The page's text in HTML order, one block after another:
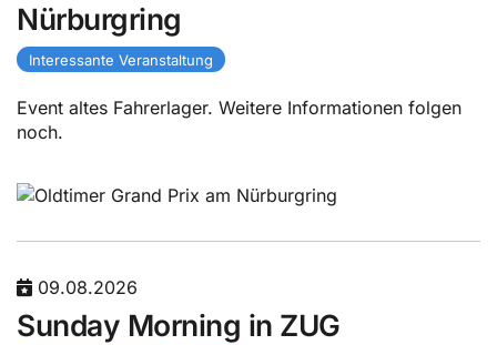
Nürburgring
Interessante Veranstaltung
Event altes Fahrerlager. Weitere Informationen folgen
noch.
09.08.2026
Sunday Morning in ZUG